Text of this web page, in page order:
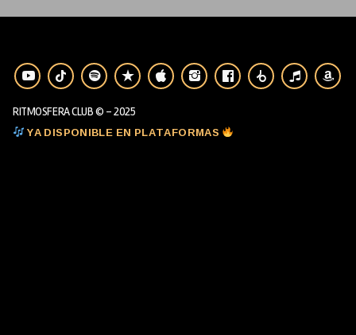
RITMOSFERA CLUB © - 2025
YA DISPONIBLE EN PLATAFORMAS